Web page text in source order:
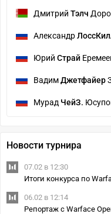
Дмитрий Тэлч
Александр
Юрий Страй
ВадимДжетфайер
Мурад ЧейЗ.
Новости турнира
07.02 в 12:30
Итоги конкурса по
06.02 в 12:14
Репортаж с Warface